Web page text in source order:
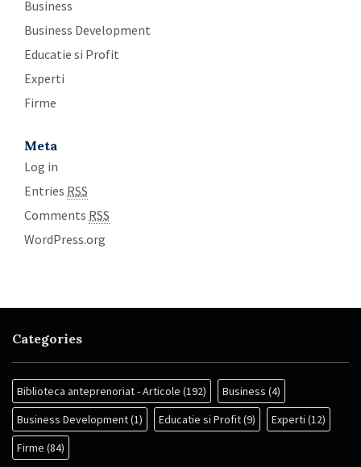
Business
Business Development
Educatie si Profit
Experti
Firme
Meta
Log in
Entries RSS
Comments RSS
WordPress.org
Categories
Biblioteca anteprenoriat - Articole (192) Business (4)
Business Development(1) Educatie si Profit(9) Experti (12)
Firme (84)